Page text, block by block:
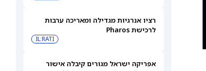
רציו אנרגיות מגדילה ומאריכה ערבות
לרכישת Pharos
IL:RATI
אפריקה ישראל מגורים קיבלה אישור